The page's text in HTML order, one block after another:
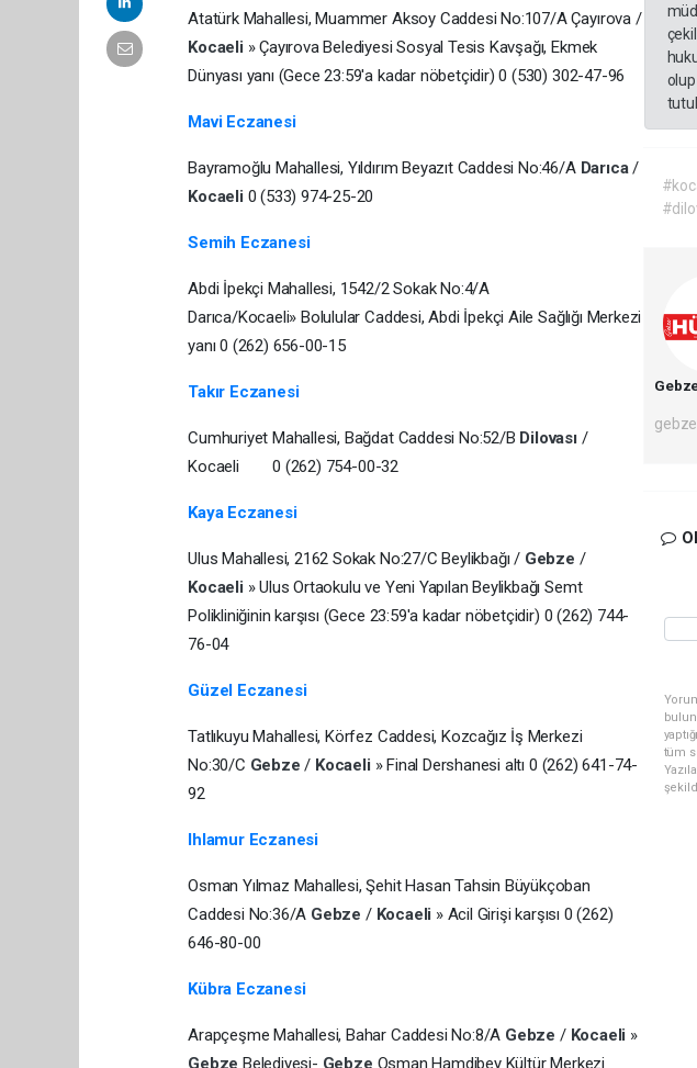
Atatürk Mahallesi, Muammer Aksoy Caddesi No:107/A Çayırova /
Kocaeli » Çayırova Belediyesi Sosyal Tesis Kavşağı, Ekmek
Dünyası yanı (Gece 23:59'a kadar nöbetçidir) 0 (530) 302-47-96
Mavi Eczanesi
Bayramoğlu Mahallesi, Yıldırım Beyazıt Caddesi No:46/A Darıca /
Kocaeli 0 (533) 974-25-20
Semih Eczanesi
Abdi İpekçi Mahallesi, 1542/2 Sokak No:4/A
Darıca/Kocaeli» Bolulular Caddesi, Abdi İpekçi Aile Sağlığı Merkezi
yanı 0 (262) 656-00-15
Takır Eczanesi
Cumhuriyet Mahallesi, Bağdat Caddesi No:52/B Dilovası /
Kocaeli 0 (262) 754-00-32
Kaya Eczanesi
Ulus Mahallesi, 2162 Sokak No:27/C Beylikbağı / Gebze /
Kocaeli » Ulus Ortaokulu ve Yeni Yapılan Beylikbağı Semt
Polikliniğinin karşısı (Gece 23:59'a kadar nöbetçidir) 0 (262) 744-
76-04
Güzel Eczanesi
Tatlıkuyu Mahallesi, Körfez Caddesi, Kozcağız İş Merkezi
No:30/C Gebze / Kocaeli » Final Dershanesi altı 0 (262) 641-74-
92
Ihlamur Eczanesi
Osman Yılmaz Mahallesi, Şehit Hasan Tahsin Büyükçoban
Caddesi No:36/A Gebze / Kocaeli » Acil Girişi karşısı 0 (262)
646-80-00
Kübra Eczanesi
Arapçeşme Mahallesi, Bahar Caddesi No:8/A Gebze / Kocaeli »
Gebze Belediyesi- Gebze Osman Hamdibey Kültür Merkezi
tüm